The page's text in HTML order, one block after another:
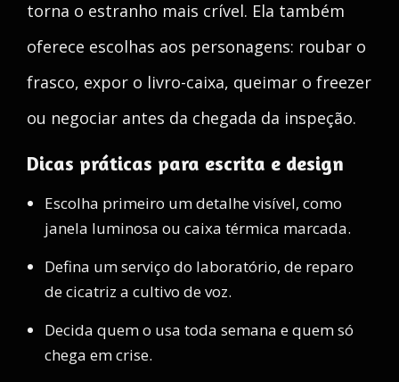
torna o estranho mais crível. Ela também
oferece escolhas aos personagens: roubar o
frasco, expor o livro-caixa, queimar o freezer
ou negociar antes da chegada da inspeção.
Dicas práticas para escrita e design
Escolha primeiro um detalhe visível, como
janela luminosa ou caixa térmica marcada.
Defina um serviço do laboratório, de reparo
de cicatriz a cultivo de voz.
Decida quem o usa toda semana e quem só
chega em crise.